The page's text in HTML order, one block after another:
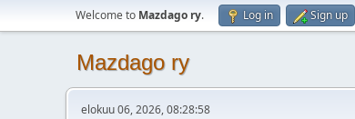
Welcome to Mazdago ry. Log in Sign up
Mazdago ry
elokuu 06, 2026, 08:28:58